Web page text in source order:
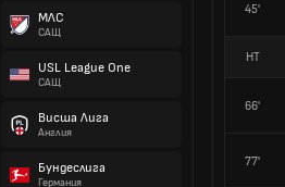
МЛС
САЩ
USL League One
САЩ
Висша Лига
Англия
Бундеслига
Германия
45'
HT
66'
77'